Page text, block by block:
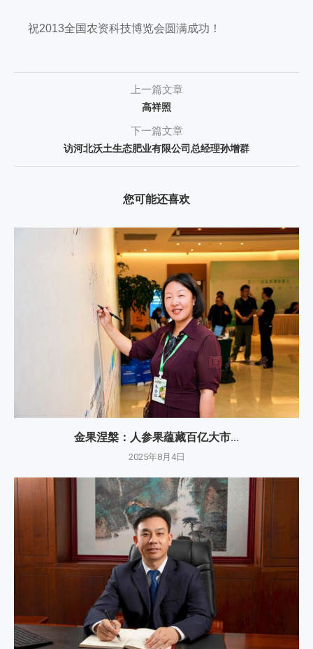
祝2013全国农资科技博览会圆满成功！
上一篇文章
高祥照
下一篇文章
访河北沃土生态肥业有限公司总经理孙增群
您可能还喜欢
金果涅槃：人参果蕴藏百亿大市...
2025年8月4日